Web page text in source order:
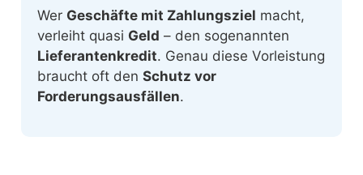
Wer Geschäfte mit Zahlungsziel macht,
verleiht quasi Geld – den sogenannten
Lieferantenkredit. Genau diese Vorleistung
braucht oft denSchutz vor
Forderungsausfällen.